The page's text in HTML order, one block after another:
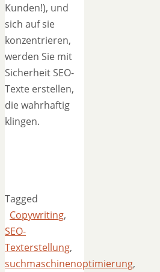
Kunden!), und
sich auf sie
konzentrieren,
werden Sie mit
Sicherheit SEO-
Texte erstellen,
die wahrhaftig
klingen.
Tagged
Copywriting,
SEO-
Texterstellung,
suchmaschinenoptimierung,